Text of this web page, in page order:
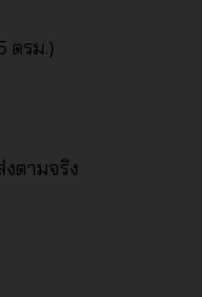
ตรม.)
ตามจริง